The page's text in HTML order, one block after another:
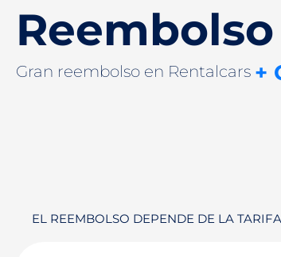
Gran reembolso en Rentalcars +
EL REEMBOLSO DEPENDE DE LA TARIFA